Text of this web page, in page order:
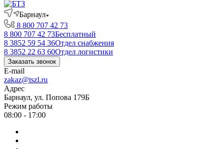
Барнаул
8 800 707 42 73
8 800 707 42 73Бесплатный
8 3852 59 54 36Отдел снабжения
8 3852 22 63 60Отдел логистики
Заказать звонок
E-mail
zakaz@tszl.ru
Адрес
Барнаул, ул. Попова 179Б
Режим работы
08:00 - 17:00